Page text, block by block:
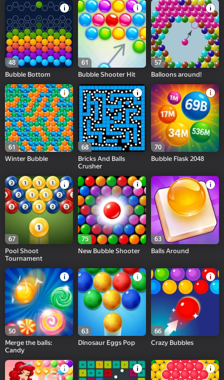
48
Bubble Bottom
61
Bubble Shooter Hit
57
Balloons around!
61
Winter Bubble
68
Bricks And Balls
Crusher
70
Bubble Flask 2048
67
Pool Shoot
Tournament
75
New Bubble Shooter
63
Balls Around
50
Merge the balls:
Candy
63
Dinosaur Eggs Pop
66
Crazy Bubbles